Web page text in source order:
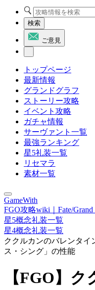
検索
ご意見
トップページ
最新情報
グランドグラフ
ストーリー攻略
イベント攻略
ガチャ情報
サーヴァント一覧
最強ランキング
星5礼装一覧
リセマラ
素材一覧
GameWith
FGO攻略wiki｜Fate/Grand
星5概念礼装一覧
星4概念礼装一覧
ククルカンのバレンタイ
ス・シング」の性能
【FGO】